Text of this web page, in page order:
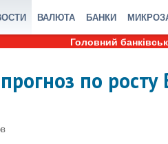
ВАЛЮТА БАНКИ
Головний
по